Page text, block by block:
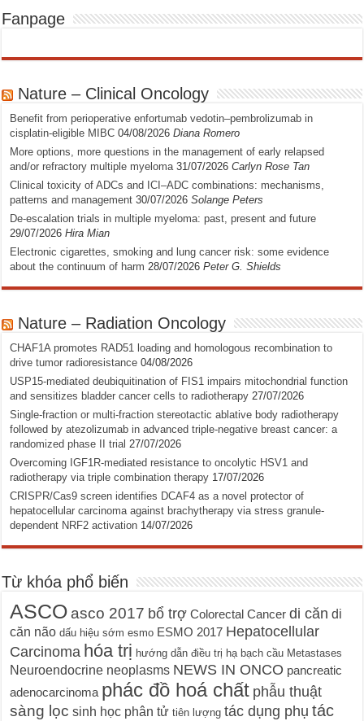
Fanpage
Nature – Clinical Oncology
Benefit from perioperative enfortumab vedotin–pembrolizumab in
cisplatin-eligible MIBC 04/08/2026 Diana Romero
More options, more questions in the management of early relapsed
and/or refractory multiple myeloma 31/07/2026 Carlyn Rose Tan
Clinical toxicity of ADCs and ICI–ADC combinations: mechanisms,
patterns and management 30/07/2026 Solange Peters
De-escalation trials in multiple myeloma: past, present and future
29/07/2026 Hira Mian
Electronic cigarettes, smoking and lung cancer risk: some evidence
about the continuum of harm 28/07/2026 Peter G. Shields
Nature – Radiation Oncology
CHAF1A promotes RAD51 loading and homologous recombination to
drive tumor radioresistance 04/08/2026
USP15-mediated deubiquitination of FIS1 impairs mitochondrial function
and sensitizes bladder cancer cells to radiotherapy 27/07/2026
Single-fraction or multi-fraction stereotactic ablative body radiotherapy
followed by atezolizumab in advanced triple-negative breast cancer: a
randomized phase II trial 27/07/2026
Overcoming IGF1R-mediated resistance to oncolytic HSV1 and
radiotherapy via triple combination therapy 17/07/2026
CRISPR/Cas9 screen identifies DCAF4 as a novel protector of
hepatocellular carcinoma against brachytherapy via stress granule-
dependent NRF2 activation 14/07/2026
Từ khóa phổ biến
ASCO asco 2017 bổ trợ Colorectal Cancer di căn di
căn não dấu hiệu sớm esmo ESMO 2017 Hepatocellular
Carcinoma hóa trị hướng dẫn điều trị hạ bạch cầu Metastases
Neuroendocrine neoplasms NEWS IN ONCO pancreatic
adenocarcinoma phác đồ hoá chất phẫu thuật
sàng lọc sinh học phân tử tiên lượng tác dụng phụ tác